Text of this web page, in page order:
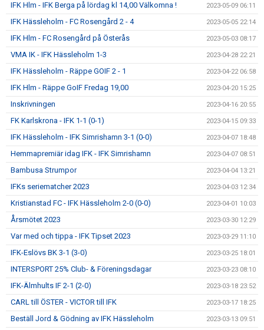
IFK Hlm - IFK Berga på lördag kl 14,00 Välkomna ! 2023-05-09 06:11
IFK Hässleholm - FC Rosengård 2 - 4 2023-05-05 22:14
IFK Hlm - FC Rosengård på Österås 2023-05-03 08:17
VMA IK - IFK Hässleholm 1-3 2023-04-28 22:21
IFK Hässleholm - Räppe GOIF 2 - 1 2023-04-22 06:58
IFK Hlm - Räppe GoIF Fredag 19,00 2023-04-20 15:25
Inskrivningen 2023-04-16 20:55
FK Karlskrona - IFK 1-1 (0-1) 2023-04-15 09:33
IFK Hässleholm - IFK Simrishamn 3-1 (0-0) 2023-04-07 18:48
Hemmapremiär idag IFK - IFK Simrishamn 2023-04-07 08:51
Bambusa Strumpor 2023-04-04 13:21
IFKs seriematcher 2023 2023-04-03 12:34
Kristianstad FC - IFK Hässleholm 2-0 (0-0) 2023-04-01 10:03
Årsmötet 2023 2023-03-30 12:29
Var med och tippa - IFK Tipset 2023 2023-03-29 11:10
IFK-Eslövs BK 3-1 (3-0) 2023-03-25 18:01
INTERSPORT 25% Club- & Föreningsdagar 2023-03-23 08:10
IFK-Älmhults IF 2-1 (2-0) 2023-03-18 23:52
CARL till ÖSTER - VICTOR till IFK 2023-03-17 18:25
Beställ Jord & Gödning av IFK Hässleholm 2023-03-13 09:51